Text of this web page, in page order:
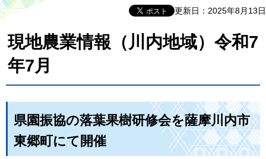
更新日：2025年8月13日
現地農業情報（川内地域）令和7
年7月
県園振協の落葉果樹研修会を薩摩川内市
東郷町にて開催